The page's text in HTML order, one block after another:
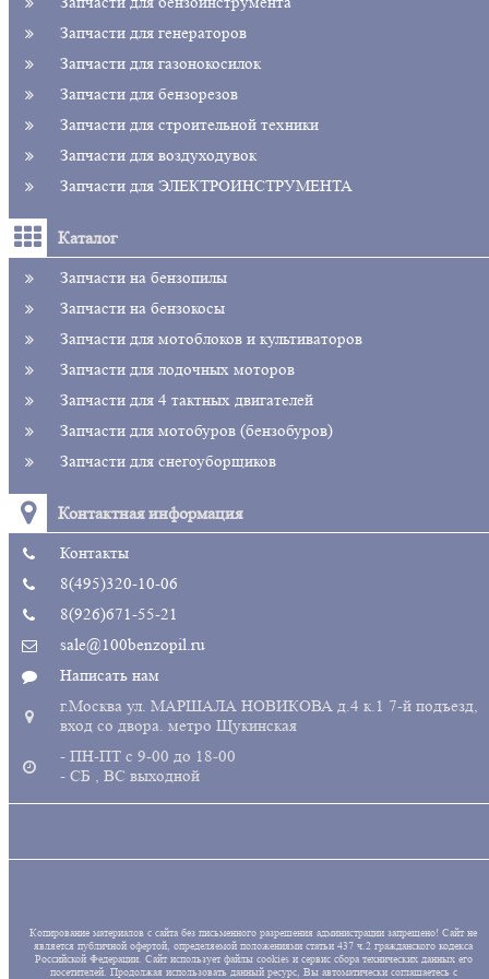
Запчасти для генераторов
Запчасти для газонокосилок
Запчасти для бензорезов
Запчасти для строительной техники
Запчасти для воздуходувок
Запчасти для ЭЛЕКТРОИНСТРУМЕНТА
Каталог
Запчасти на бензопилы
Запчасти на бензокосы
Запчасти для мотоблоков и культиваторов
Запчасти для лодочных моторов
Запчасти для 4 тактных двигателей
Запчасти для мотобуров (бензобуров)
Запчасти для снегоуборщиков
Контактная информация
Контакты
8(495)320-10-06
8(926)671-55-21
sale@100benzopil.ru
Написать нам
г.Москва ул. МАРШАЛА НОВИКОВА д.4 к.1 7-й подъезд,
вход со двора. метро Щукинская
- ПН-ПТ с 9-00 до 18-00
- СБ , ВС выходной
Копирование материалов с сайта без письменного разрешения администрации запрещено! Сайт не
является публичной офертой, определяемой положениями статьи 437 ч.2 гражданского кодекса
Российской Федерации. Сайт использует файлы cookies и сервис сбора технических данных его
посетителей. Продолжая использовать данный ресурс, Вы автоматически соглашаетесь с